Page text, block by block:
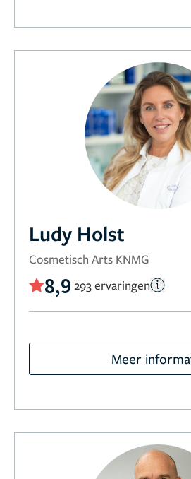
Ludy Holst
Cosmetisch Arts KNMG
8,9 293 ervaringen
Meer